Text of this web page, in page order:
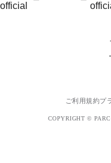
ご利用規約プ
COPYRIGHT ©